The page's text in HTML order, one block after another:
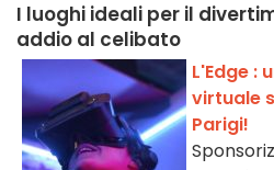
I luoghi ideali per il
addio al celibato
L'Edge :
virtuale
Parigi!